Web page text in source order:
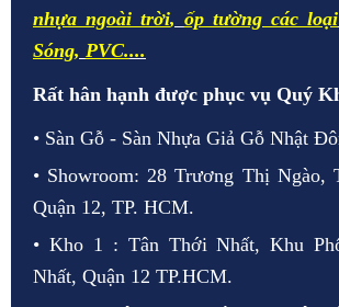
nhựa ngoài trời, ốp tường các loại
Sóng, PVC....
Rất hân hạnh được phục vụ Quý
• Sàn Gỗ - Sàn Nhựa Giả Gỗ Nhật
• Showroom: 28 Trương Thị Ngào,
Quận 12, TP. HCM.
• Kho 1 : Tân Thới Nhất, Khu
Nhất, Quận 12 TP.HCM.